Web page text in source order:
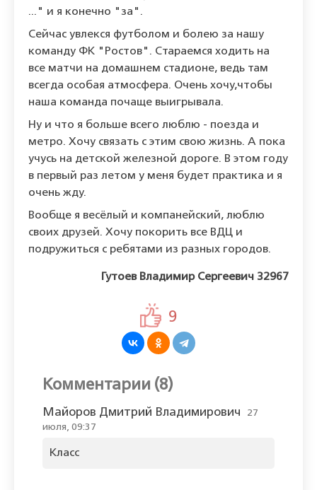
..." и я конечно "за".
Сейчас увлекся футболом и болею за нашу
команду ФК "Ростов". Стараемся ходить на
все матчи на домашнем стадионе, ведь там
всегда особая атмосфера. Очень хочу,чтобы
наша команда почаще выигрывала.
Ну и что я больше всего люблю - поезда и
метро. Хочу связать с этим свою жизнь. А пока
учусь на детской железной дороге. В этом году
в первый раз летом у меня будет практика и я
очень жду.
Вообще я весёлый и компанейский, люблю
своих друзей. Хочу покорить все ВДЦ и
подружиться с ребятами из разных городов.
Гутоев Владимир Сергеевич 32967
9
Комментарии (8)
Майоров Дмитрий Владимирович
27
июля, 09:37
Класс